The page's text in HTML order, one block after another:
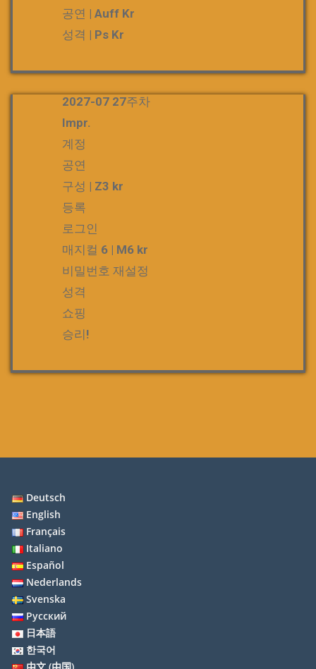
공연 | Auff Kr
성격 | Ps Kr
2027-07 27주차
Impr.
계정
공연
구성 | Z3 kr
등록
로그인
매지컬 6 | M6 kr
비밀번호 재설정
성격
쇼핑
승리!
Deutsch
English
Français
Italiano
Español
Nederlands
Svenska
Русский
日本語
한국어